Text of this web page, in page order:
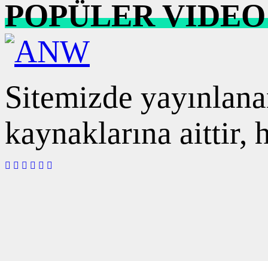
POPÜLER
Sitemizde
kaynaklarına aittir,